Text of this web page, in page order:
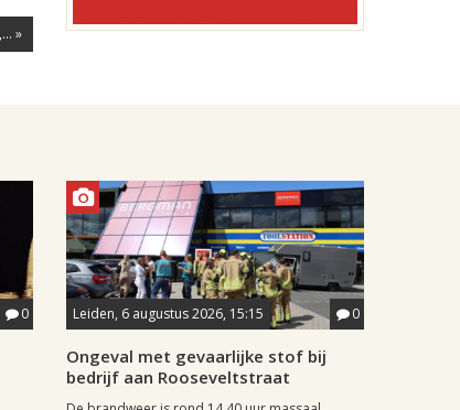
»
0 Leiden, 6 augustus 2026, 15:15 0
Ongeval met gevaarlijke stof bij
bedrijf aan Rooseveltstraat